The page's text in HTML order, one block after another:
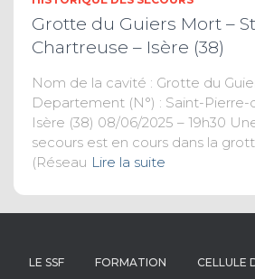
Grotte du Guiers Mort –
Chartreuse – Isère (38)
Nom de la cavité : Grotte du
Departement (N°) : Saint-Pierre-
Isère (38) 08/06/2025 – 19h30
secours est en cours dans la
(Réseau Lire la suite
LE SSF FORMATION CELLULE